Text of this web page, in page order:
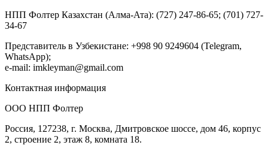
НПП Фолтер Казахстан (Алма-Ата): (727) 247-86-65; (701) 727-
34-67
Представитель в Узбекистане: +998 90 9249604 (Telegram,
WhatsApp);
e-mail: imkleyman@gmail.com
Контактная информация
ООО НПП Фолтер
Россия, 127238, г. Москва, Дмитровское шоссе, дом 46, корпус
2, строение 2, этаж 8, комната 18.